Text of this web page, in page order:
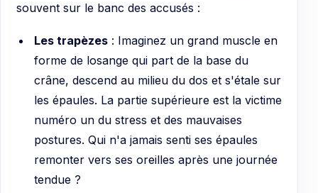
souvent sur le banc des accusés :
Les trapèzes: Imaginez un grand muscle en
forme de losange qui part de la base du
crâne, descend au milieu du dos et s'étale sur
les épaules. La partie supérieure est la victime
numéro un du stress et des mauvaises
postures. Qui n'a jamais senti ses épaules
remonter vers ses oreilles après une journée
tendue ?